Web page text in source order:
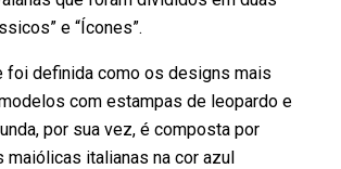
e “Ícones”.
foi definida como os designs mais
com estampas de leopardo e
por sua vez, é composta por
maiólicas italianas na cor azul